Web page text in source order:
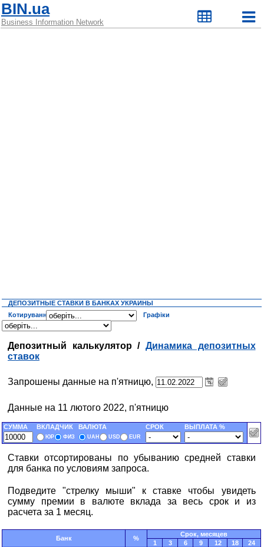
BIN.ua
Business Information Network
ДЕПОЗИТНЫЕ СТАВКИ В БАНКАХ УКРАИНЫ
Котирування
Графіки
Депозитный калькулятор / Динамика депозитных
ставок
Запрошены данные на п'ятницю,
Данные на 11 лютого 2022, п'ятницю
СУММА ВКЛАДЧИК ВАЛЮТА СРОК ВЫПЛАТА %
ЮР ФИЗ UAH USD EUR
Ставки отсортированы по убыванию средней ставки
для банка по условиям запроса.
Подведите "стрелку мыши" к ставке чтобы увидеть
сумму премии в валюте вклада за весь срок и из
расчета за 1 месяц.
Банк %
Cрок, месяцев
1
3 6 9 12 18
24